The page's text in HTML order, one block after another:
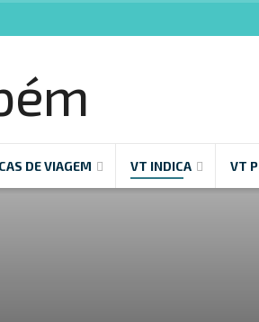
DE VIAGEM VT INDICA VT